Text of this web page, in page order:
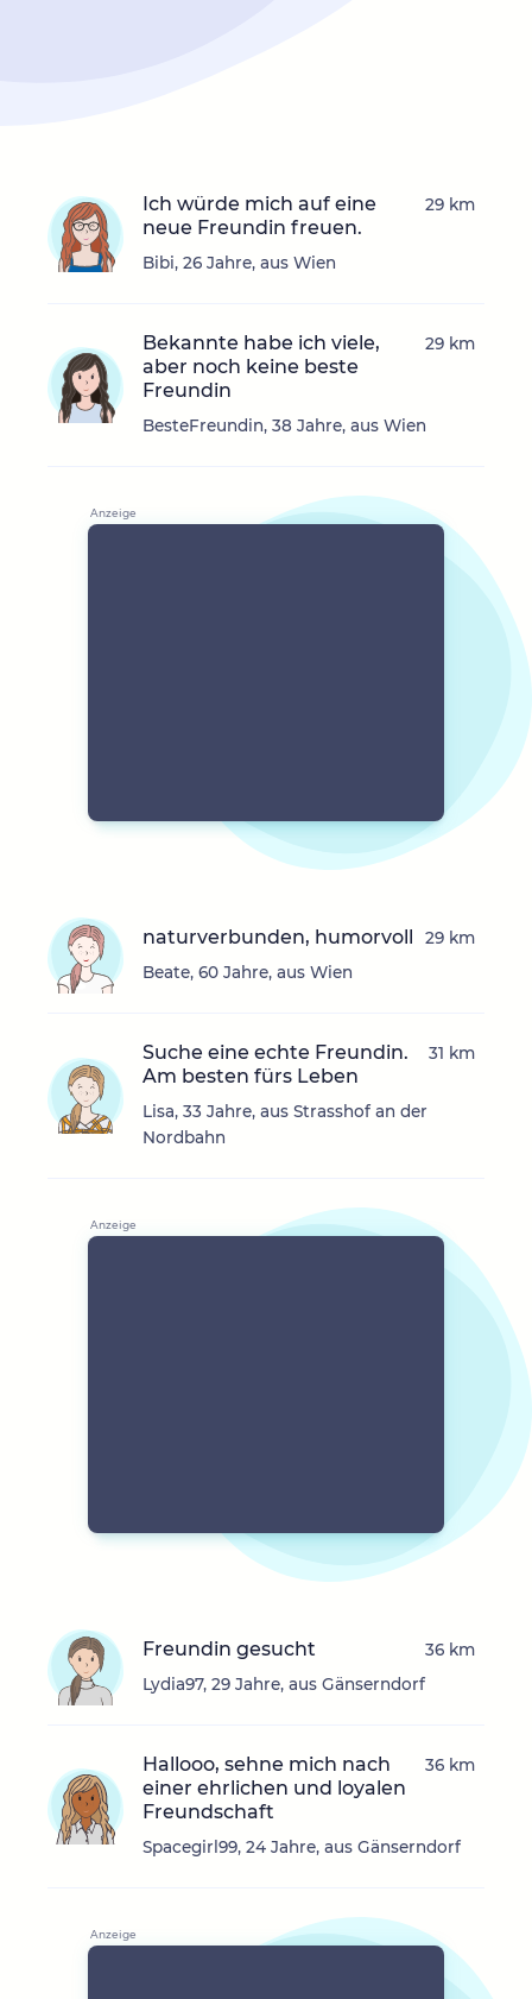
Ich würde mich auf eine
neue Freundin freuen.
Bibi, 26 Jahre, aus Wien
29 km
Bekannte habe ich viele,
aber noch keine beste
Freundin
BesteFreundin, 38 Jahre, aus Wien
29 km
naturverbunden, humorvoll
Beate, 60 Jahre, aus Wien
29 km
Suche eine echte Freundin.
Am besten fürs Leben
Lisa, 33 Jahre, aus Strasshof an der
Nordbahn
31 km
Freundin gesucht
Lydia97, 29 Jahre, aus Gänserndorf
36 km
Hallooo, sehne mich nach
einer ehrlichen und loyalen
Freundschaft
Spacegirl99, 24 Jahre, aus Gänserndorf
36 km